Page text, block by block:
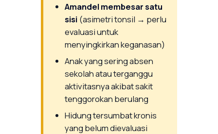
Amandel membesar satu
sisi (asimetri tonsil → perlu
evaluasi untuk
menyingkirkan keganasan)
Anak yang sering absen
sekolah atau terganggu
aktivitasnya akibat sakit
tenggorokan berulang
Hidung tersumbat kronis
yang belum dievaluasi